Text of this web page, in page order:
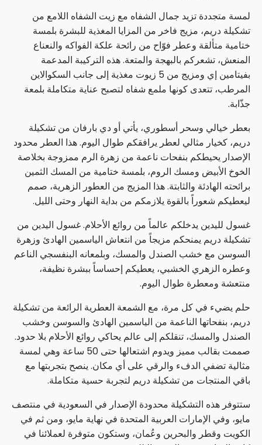
لمسة متجددة تزيد جمال الشفاه مع زيت الشفاه اللامع من
تشكيلة دريم، مزيج فاخر من المزايا المغذية للبشرة بلمسة
ختامية متألقة وعطر فوّاح من رائحة علكة الفواكه والنعناع
المنعش، تشعركم بالبهجة والمتعة. هذه التركيبة المدعمة
بفيتامين إي ومزيج من 5 زيوت مغذية إلى جانب السكوالاين
المرطب، تتعدى كونها ملمع شفاه لتصبح عناية متكاملة بلمعة
جذّابة.
بعطر خيالي وسحر أسطوري، يأتي أو دي بارفان من تشكيلة
دريم، كخيار مثالي لعطر يرافقكم طوال اليوم. هذا العطر محدود
الإصدار يحيطكم بنفحات ناعمة من زهرة الرم ممزوجة بخلاصة
الخوخ الأبيض ومسك الروم، بلمسة ختامية من المسك الثمين
برائحته الهادئة والثابتة. هذا المزيج من العطور الزهرية، صمم
ليعطيكم شعوراً بالقوة يلازمكم من بداية النهار وحتى الليل.
غسول لليدين يدخلكم عالماً من روائع الأحلام. غسول اليدين من
تشكيلة دريم يمنحكم مزيجاً من انتعاش الياسمين الهادئ وزهرة
السوسن مع خشب الصندل والمسك، وبلمعانه البنفسجي الناعم
وعطره الزهري الخشبي، يعطيكم إحساساً ببشرة نظيفة،
منتعشة ومعطرة طوال اليوم.
حلم يضيء في كل مرة، مع الشمعة العطرية الرائعة من تشكيلة
دريم، بنفحاتها الناعمة من الياسمين الهادئ والسوسن وخشب
الصندل والمسك، تنقلكم إلى عالم يحاكي روائع الأحلام بلا حدود.
صممت بقالب مميز ويدوم اشتعالها حتى 50 ساعة وهي لمسة
مثالية تضفي الدفء والرقي على أي مكان. ينصح بتجربتها مع
باقي المنتجات من تشكيلة دريم لتجربة حسية متكاملة.
ستتوفر هذه التشكيلة محدودة الإصدار في السعودية في منتصف
مايو، وفي الإمارات العربية المتحدة في نهاية مايو، ومن ثم في
الكويت وقطر والبحرين وعُمان، وستكون متوفرة لعملائنا في